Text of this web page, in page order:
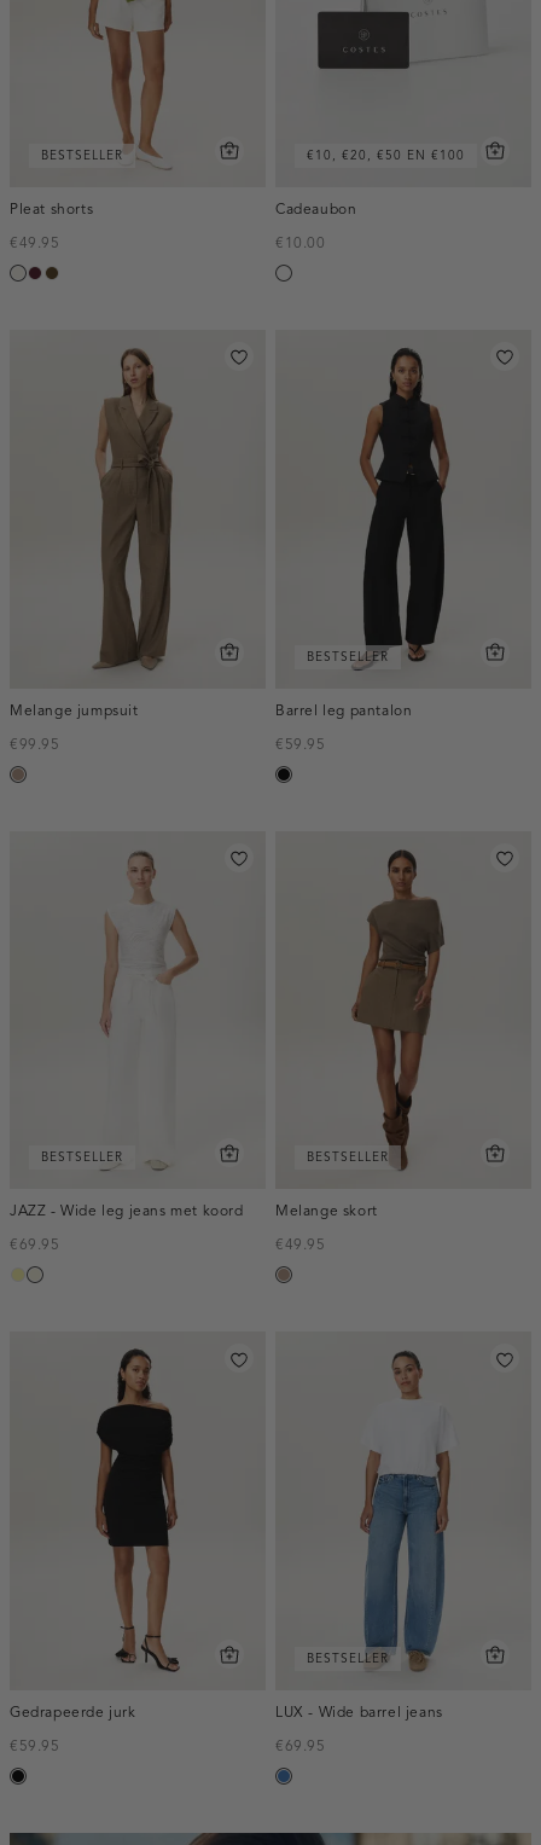
BESTSELLER
Pleat shorts
€49.95
creme,
pruim,
toffee
€10, €20, €50 EN €100
Cadeaubon
€10.00
Silver
Melange jumpsuit
€99.95
taupe,
BESTSELLER
Barrel leg pantalon
€59.95
zwart
BESTSELLER
JAZZ - Wide leg jeans met koord
€69.95
lichtgeel
wit,
BESTSELLER
Melange skort
€49.95
taupe,
Gedrapeerde jurk
€59.95
zwart
BESTSELLER
LUX - Wide barrel jeans
€69.95
blauw,
middle